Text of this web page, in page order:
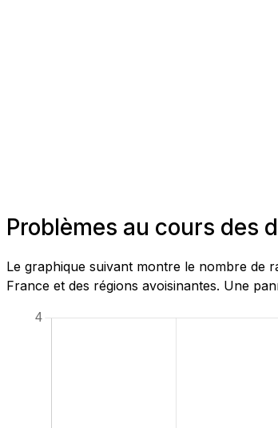
Problèmes au cours des
Le graphique suivant montre le nombre de
France et des régions avoisinantes. Une